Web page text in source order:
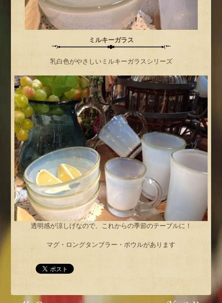
ミルキーガラス
乳白色がやさしいミルキーガラスシリーズ
透明感が涼しげなので、これからの季節のテーブルに！
マグ・ロングタンブラー・ボウルがあります